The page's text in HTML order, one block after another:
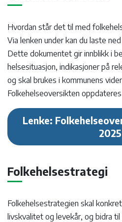
Hvordan står det til med
Via lenken under kan du laste
Dette dokumentet gir innblikk i
helsesituasjon, indikasjoner på
og skal brukes i kommunens
Folkehelseoversikten
Lenke:
2025
Folkehelsestrategi
Folkehelsestrategien skal
livskvalitet og levekår, og bidra